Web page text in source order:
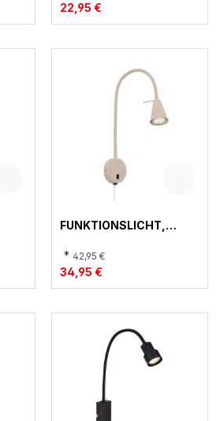
22,95 €
FUNKTIONSLICHT,
* 42,95 €
34,95 €